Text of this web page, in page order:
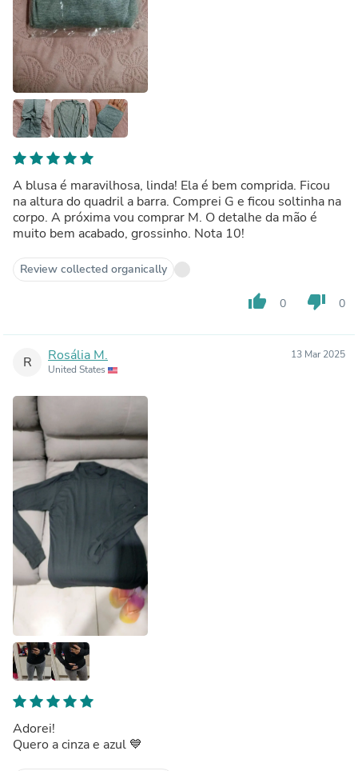
A blusa é maravilhosa, linda! Ela é bem comprida. Ficou
na altura do quadril a barra. Comprei G e ficou soltinha na
corpo. A próxima vou comprar M. O detalhe da mão é
muito bem acabado, grossinho. Nota 10!
Review collected organically
thumb_up 0 thumb_down 0
R Rosália M.
United States
13 Mar 2025
Adorei!
Quero a cinza e azul 💙